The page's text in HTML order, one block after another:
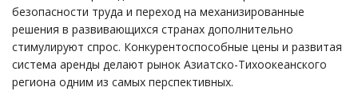
безопасности труда и переход на механизированные
решения в развивающихся странах дополнительно
стимулируют спрос. Конкурентоспособные цены и развитая
система аренды делают рынок Азиатско-Тихоокеанского
региона одним из самых перспективных.